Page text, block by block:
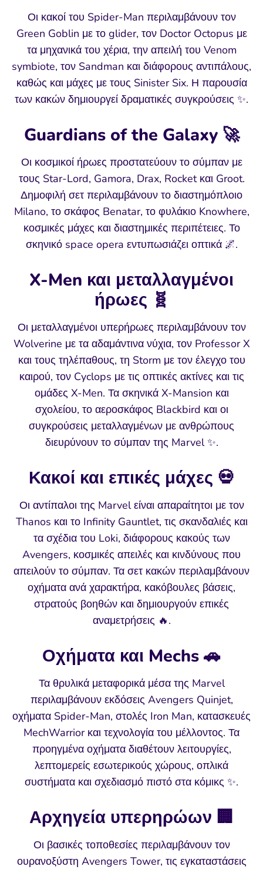
Οι κακοί του Spider-Man περιλαμβάνουν τον
Green Goblin με το glider, τον Doctor Octopus με
τα μηχανικά του χέρια, την απειλή του Venom
symbiote, τον Sandman και διάφορους αντιπάλους,
καθώς και μάχες με τους Sinister Six. Η παρουσία
των κακών δημιουργεί δραματικές συγκρούσεις ✨.
Guardians of the Galaxy 🚀
Οι κοσμικοί ήρωες προστατεύουν το σύμπαν με
τους Star-Lord, Gamora, Drax, Rocket και Groot.
Δημοφιλή σετ περιλαμβάνουν το διαστημόπλοιο
Milano, το σκάφος Benatar, το φυλάκιο Knowhere,
κοσμικές μάχες και διαστημικές περιπέτειες. Το
σκηνικό space opera εντυπωσιάζει οπτικά 🌌.
X-Men και μεταλλαγμένοι
ήρωες 🧬
Οι μεταλλαγμένοι υπερήρωες περιλαμβάνουν τον
Wolverine με τα αδαμάντινα νύχια, τον Professor X
και τους τηλέπαθους, τη Storm με τον έλεγχο του
καιρού, τον Cyclops με τις οπτικές ακτίνες και τις
ομάδες X-Men. Τα σκηνικά X-Mansion και
σχολείου, το αεροσκάφος Blackbird και οι
συγκρούσεις μεταλλαγμένων με ανθρώπους
διευρύνουν το σύμπαν της Marvel ✨.
Κακοί και επικές μάχες 💀
Οι αντίπαλοι της Marvel είναι απαραίτητοι με τον
Thanos και το Infinity Gauntlet, τις σκανδαλιές και
τα σχέδια του Loki, διάφορους κακούς των
Avengers, κοσμικές απειλές και κινδύνους που
απειλούν το σύμπαν. Τα σετ κακών περιλαμβάνουν
οχήματα ανά χαρακτήρα, κακόβουλες βάσεις,
στρατούς βοηθών και δημιουργούν επικές
αναμετρήσεις 🔥.
Οχήματα και Mechs 🚗
Τα θρυλικά μεταφορικά μέσα της Marvel
περιλαμβάνουν εκδόσεις Avengers Quinjet,
οχήματα Spider-Man, στολές Iron Man, κατασκευές
MechWarrior και τεχνολογία του μέλλοντος. Τα
προηγμένα οχήματα διαθέτουν λειτουργίες,
λεπτομερείς εσωτερικούς χώρους, οπλικά
συστήματα και σχεδιασμό πιστό στα κόμικς ✨.
Αρχηγεία υπερηρώων 🏢
Οι βασικές τοποθεσίες περιλαμβάνουν τον
ουρανοξύστη Avengers Tower, τις εγκαταστάσεις